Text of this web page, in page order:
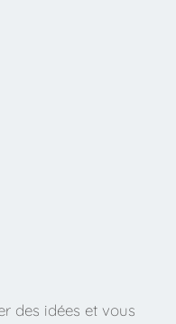
des idées et vous